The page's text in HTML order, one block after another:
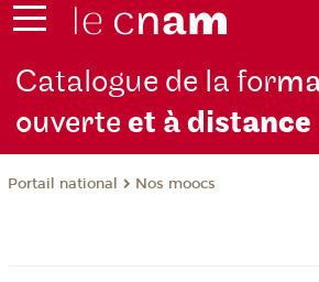
Catalogue de la for
ouverteet à distance
Portail national Nos moocs